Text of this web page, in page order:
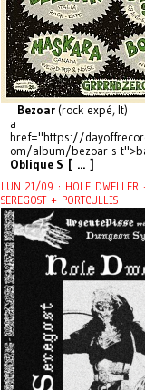
Bezoar (rock expé, It)
a
href="https://
om/album/bezoar-s-
Oblique S [ ... ]
LUN 21/09 : HOLE DWELLER
SEREGOST + PORTCULLIS